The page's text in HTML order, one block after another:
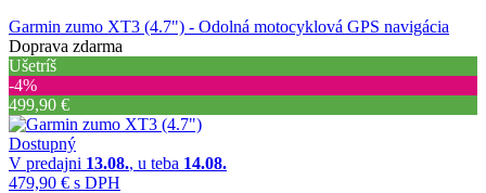
Garmin zumo XT3 (4.7") - Odolná motocyklová GPS navigácia
Doprava zdarma
Ušetríš
‐4%
499,90 €
Dostupný
V predajni 13.08., u teba 14.08.
479,90 € s DPH